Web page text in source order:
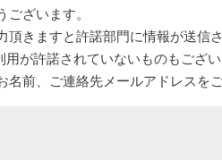
ございます。
頂きますと許諾部門に情報が送信
用が許諾されていないものもござ
名前、ご連絡先メールアドレスを